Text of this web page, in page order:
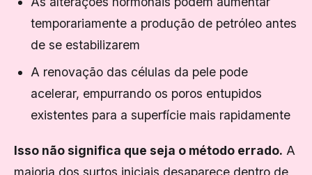
temporariamente a produção de petróleo antes
de se estabilizarem
A renovação das células da pele pode
acelerar, empurrando os poros entupidos
existentes para a superfície mais rapidamente
Isso não significa que seja o método errado. A
maioria dos surtos iniciais desaparece dentro de